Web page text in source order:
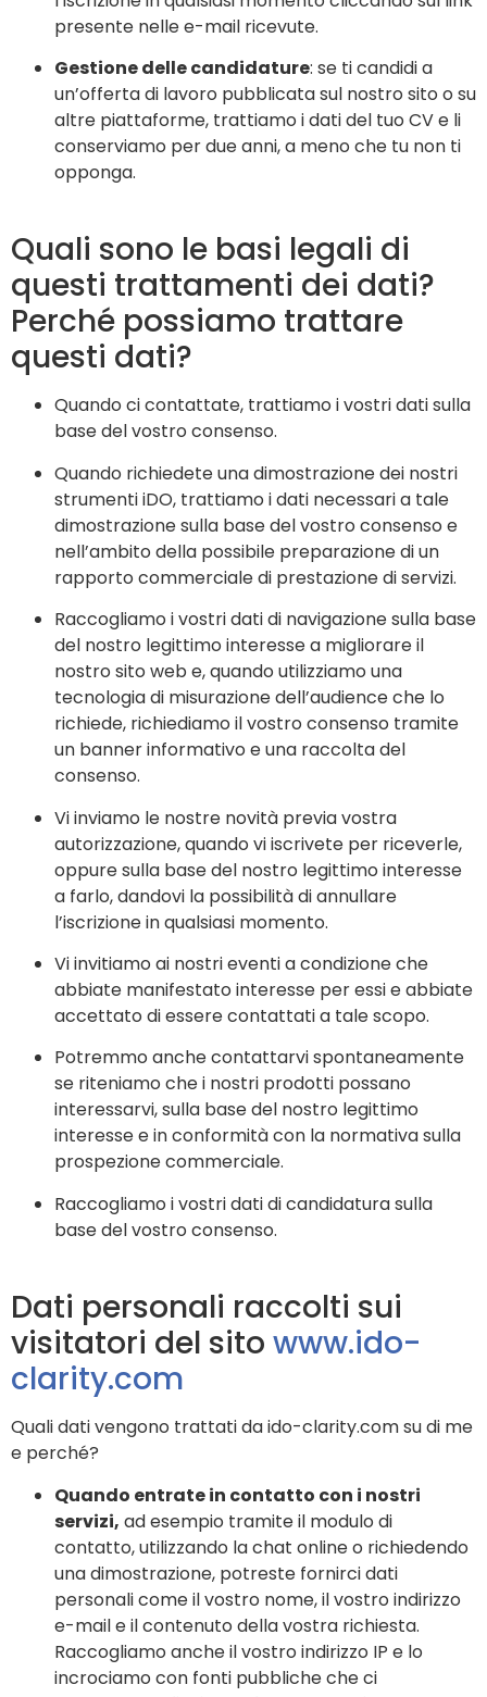
presente nelle e-mail ricevute.
Gestione delle candidature: se ti candidi a
un’offerta di lavoro pubblicata sul nostro sito o su
altre piattaforme, trattiamo i dati del tuo CV e li
conserviamo per due anni, a meno che tu non ti
opponga.
Quali sono le basi legali di
questi trattamenti dei dati?
Perché possiamo trattare
questi dati?
Quando ci contattate, trattiamo i vostri dati sulla
base del vostro consenso.
Quando richiedete una dimostrazione dei nostri
strumenti iDO, trattiamo i dati necessari a tale
dimostrazione sulla base del vostro consenso e
nell’ambito della possibile preparazione di un
rapporto commerciale di prestazione di servizi.
Raccogliamo i vostri dati di navigazione sulla base
del nostro legittimo interesse a migliorare il
nostro sito web e, quando utilizziamo una
tecnologia di misurazione dell’audience che lo
richiede, richiediamo il vostro consenso tramite
un banner informativo e una raccolta del
consenso.
Vi inviamo le nostre novità previa vostra
autorizzazione, quando vi iscrivete per riceverle,
oppure sulla base del nostro legittimo interesse
a farlo, dandovi la possibilità di annullare
l’iscrizione in qualsiasi momento.
Vi invitiamo ai nostri eventi a condizione che
abbiate manifestato interesse per essi e abbiate
accettato di essere contattati a tale scopo.
Potremmo anche contattarvi spontaneamente
se riteniamo che i nostri prodotti possano
interessarvi, sulla base del nostro legittimo
interesse e in conformità con la normativa sulla
prospezione commerciale.
Raccogliamo i vostri dati di candidatura sulla
base del vostro consenso.
Dati personali raccolti sui
visitatori del sito www.ido-
clarity.com
Quali dati vengono trattati da ido-clarity.com su di me
e perché?
Quando entrate in contatto con i nostri
servizi, ad esempio tramite il modulo di
contatto, utilizzando la chat online o richiedendo
una dimostrazione, potreste fornirci dati
personali come il vostro nome, il vostro indirizzo
e-mail e il contenuto della vostra richiesta.
Raccogliamo anche il vostro indirizzo IP e lo
incrociamo con fonti pubbliche che ci